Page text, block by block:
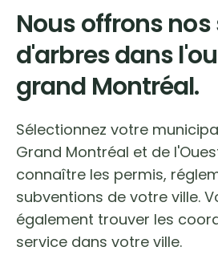
Nous offrons
d'arbres dans
grand Montréal.
Sélectionnez votre
Grand Montréal et de
connaître les permis,
subventions de votre ville.
également trouver les
service dans votre ville.